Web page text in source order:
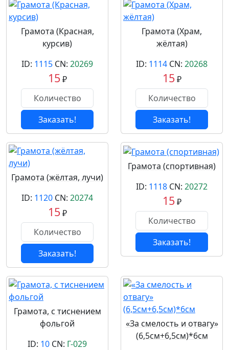
Грамота (Красная,
курсив)
ID: 1115 CN: 20269
15₽
Заказать!
Грамота (Храм,
жёлтая)
ID: 1114 CN: 20268
15₽
Заказать!
Грамота (жёлтая, лучи)
ID: 1120 CN: 20274
15₽
Заказать!
Грамота (спортивная)
ID: 1118 CN: 20272
15₽
Заказать!
Грамота, с тиснением
фольгой
ID: 10 CN: Г-029
«За смелость и отвагу»
(6,5см+6,5см)*6см